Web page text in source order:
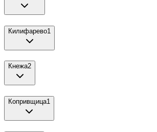
Килифарево1
Кнежа2
Копривщица1